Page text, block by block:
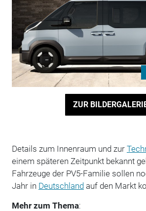
ZUR
Details zum Innenraum und zur
einem späteren Zeitpunkt bekannt
Fahrzeuge der PV5-Familie sollen
Jahr in Deutschlandauf den Markt
Mehr zum Thema: